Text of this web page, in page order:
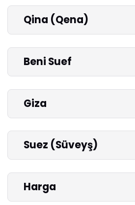
Qina (Qena)
Beni Suef
Giza
Suez (Süveyş)
Harga